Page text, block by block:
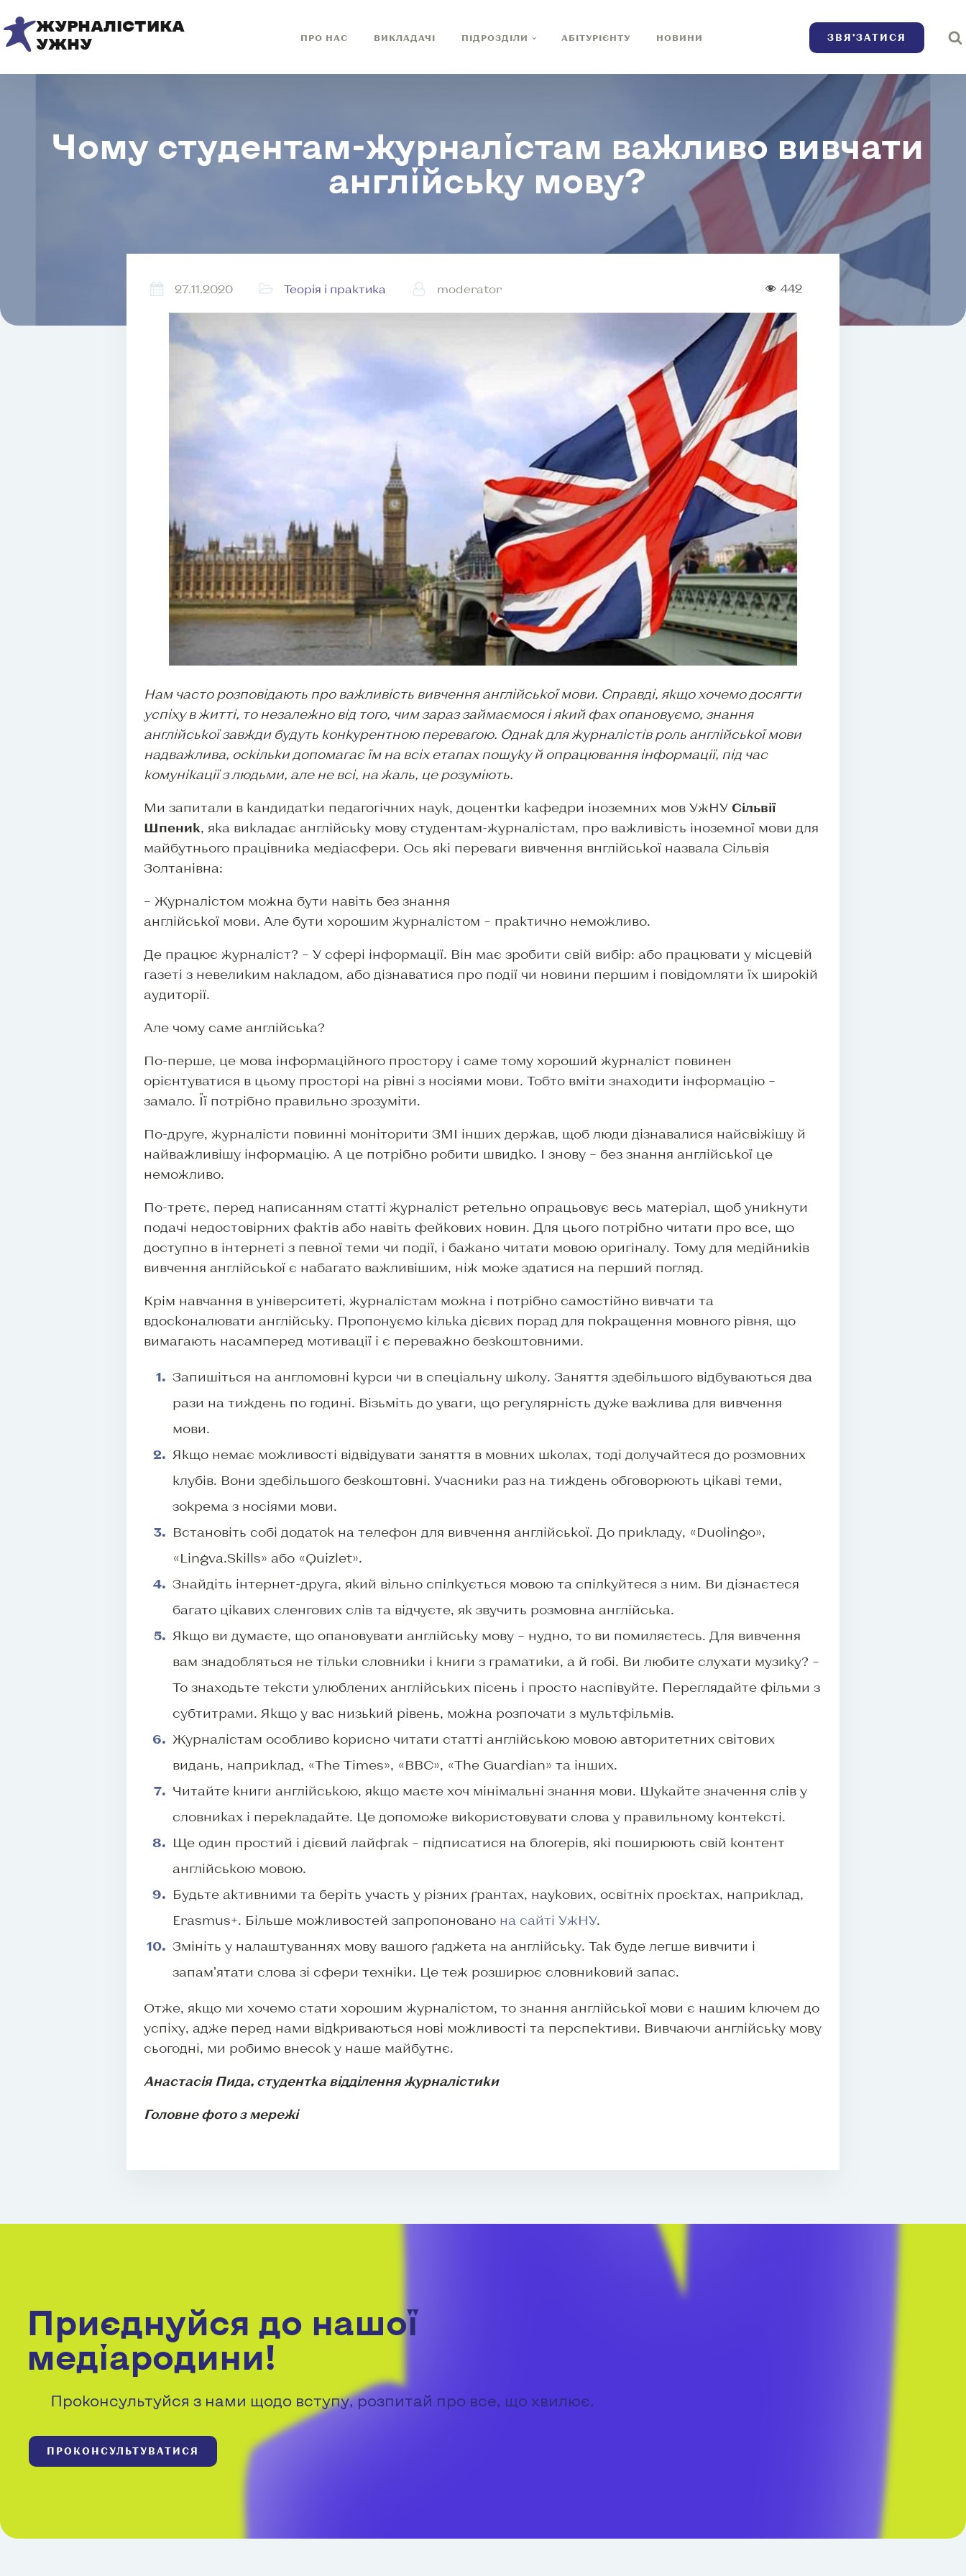
ЖУРНАЛІСТИКА
УЖНУ
ПРО НАС ВИКЛАДАЧІ ПІДРОЗДІЛИ АБІТУРІЄНТУ НОВИНИ ЗВЯ’ЗАТИСЯ
Чому студентам-журналістам важливо вивчати
англійську мову?
27.11.2020 Теорія і практика moderator 442
Нам часто розповідають про важливість вивчення англійської мови. Справді, якщо хочемо досягти
успіху в житті, то незалежно від того, чим зараз займаємося і який фах опановуємо, знання
англійської завжди будуть конкурентною перевагою. Однак для журналістів роль англійської мови
надважлива, оскільки допомагає їм на всіх етапах пошуку й опрацювання інформації, під час
комунікації з людьми, але не всі, на жаль, це розуміють.
Ми запитали в кандидатки педагогічних наук, доцентки кафедри іноземних мов УжНУ Сільвії
Шпеник, яка викладає англійську мову студентам-журналістам, про важливість іноземної мови для
майбутнього працівника медіасфери. Ось які переваги вивчення внглійської назвала Сільвія
Золтанівна:
– Журналістом можна бути навіть без знання
англійської мови. Але бути хорошим журналістом – практично неможливо.
Де працює журналіст? – У сфері інформації. Він має зробити свій вибір: або працювати у місцевій
газеті з невеликим накладом, або дізнаватися про події чи новини першим і повідомляти їх широкій
аудиторії.
Але чому саме англійська?
По-перше, це мова інформаційного простору і саме тому хороший журналіст повинен
орієнтуватися в цьому просторі на рівні з носіями мови. Тобто вміти знаходити інформацію –
замало. Її потрібно правильно зрозуміти.
По-друге, журналісти повинні моніторити ЗМІ інших держав, щоб люди дізнавалися найсвіжішу й
найважливішу інформацію. А це потрібно робити швидко. І знову – без знання англійської це
неможливо.
По-третє, перед написанням статті журналіст ретельно опрацьовує весь матеріал, щоб уникнути
подачі недостовірних фактів або навіть фейкових новин. Для цього потрібно читати про все, що
доступно в інтернеті з певної теми чи події, і бажано читати мовою оригіналу. Тому для медійників
вивчення англійської є набагато важливішим, ніж може здатися на перший погляд.
Крім навчання в університеті, журналістам можна і потрібно самостійно вивчати та
вдосконалювати англійську. Пропонуємо кілька дієвих порад для покращення мовного рівня, що
вимагають насамперед мотивації і є переважно безкоштовними.
Запишіться на англомовні курси чи в спеціальну школу. Заняття здебільшого відбуваються два
рази на тиждень по годині. Візьміть до уваги, що регулярність дуже важлива для вивчення
мови.
Якщо немає можливості відвідувати заняття в мовних школах, тоді долучайтеся до розмовних
клубів. Вони здебільшого безкоштовні. Учасники раз на тиждень обговорюють цікаві теми,
зокрема з носіями мови.
Встановіть собі додаток на телефон для вивчення англійської. До прикладу, «Duolingo»,
«Lingva.Skills» або «Quizlet».
Знайдіть інтернет-друга, який вільно спілкується мовою та спілкуйтеся з ним. Ви дізнаєтеся
багато цікавих сленгових слів та відчуєте, як звучить розмовна англійська.
Якщо ви думаєте, що опановувати англійську мову – нудно, то ви помиляєтесь. Для вивчення
вам знадобляться не тільки словники і книги з граматики, а й гобі. Ви любите слухати музику? –
То знаходьте тексти улюблених англійських пісень і просто наспівуйте. Переглядайте фільми з
субтитрами. Якщо у вас низький рівень, можна розпочати з мультфільмів.
Журналістам особливо корисно читати статті англійською мовою авторитетних світових
видань, наприклад, «The Times», «BBC», «The Guardian» та інших.
Читайте книги англійською, якщо маєте хоч мінімальні знання мови. Шукайте значення слів у
словниках і перекладайте. Це допоможе використовувати слова у правильному контексті.
Ще один простий і дієвий лайфгак – підписатися на блогерів, які поширюють свій контент
англійською мовою.
Будьте активними та беріть участь у різних ґрантах, наукових, освітніх проєктах, наприклад,
Erasmus+. Більше можливостей запропоновано на сайті УжНУ.
Змініть у налаштуваннях мову вашого ґаджета на англійську. Так буде легше вивчити і
запам’ятати слова зі сфери техніки. Це теж розширює словниковий запас.
Отже, якщо ми хочемо стати хорошим журналістом, то знання англійської мови є нашим ключем до
успіху, адже перед нами відкриваються нові можливості та перспективи. Вивчаючи англійську мову
сьогодні, ми робимо внесок у наше майбутнє.
Анастасія Пида, студентка відділення журналістики
Головне фото з мережі
Приєднуйся до нашої
медіародини!
Проконсультуйся з нами щодо вступу, розпитай про все, що хвилює.
ПРОКОНСУЛЬТУВАТИСЯ